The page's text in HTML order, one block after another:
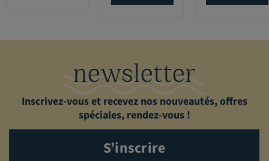
newsletter
Inscrivez-vous et recevez nos nouveautés, offres
spéciales, rendez-vous !
S’inscrire